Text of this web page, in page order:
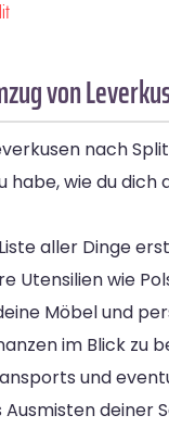
von
nach
habe, wie du
aller Dinge
Utensilien wie
Möbel und
im Blick zu
und
deiner